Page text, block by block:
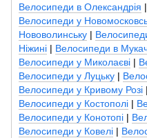
Велосипеди в Олександрія |
Велосипеди у
Нововолинську |
Ніжині | Велосипеди в
Велосипеди у Миколаєві |
Велосипеди у Луцьку |
Велосипеди у Кривому Розі |
Велосипеди у Костополі |
Велосипеди у Конотопі |
Велосипеди у Ковелі |